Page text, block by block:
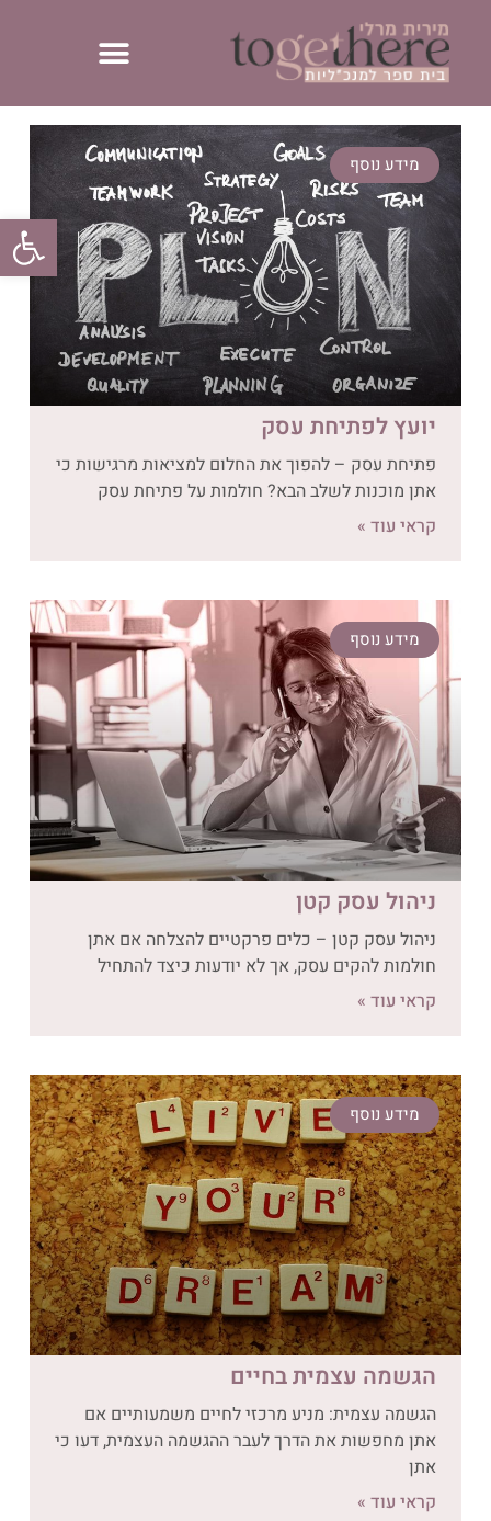
פתח
מידע נוסף
יועץ לפתיחת עסק
פתיחת עסק – להפוך את החלום למציאות מרגישות כי
אתן מוכנות לשלב הבא? חולמות על פתיחת עסק
קראי עוד »
מידע נוסף
ניהול עסק קטן
ניהול עסק קטן – כלים פרקטיים להצלחה אם אתן
חולמות להקים עסק, אך לא יודעות כיצד להתחיל
קראי עוד »
מידע נוסף
הגשמה עצמית בחיים
הגשמה עצמית: מניע מרכזי לחיים משמעותיים אם
אתן מחפשות את הדרך לעבר ההגשמה העצמית, דעו כי
אתן
קראי עוד »